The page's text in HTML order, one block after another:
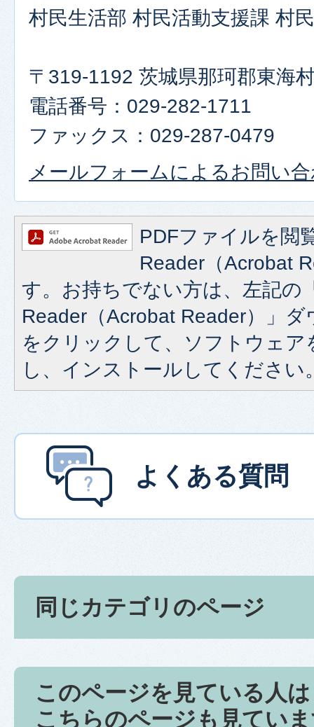
村民生活部 村民活動支援課 村
〒319-1192 茨城県那珂郡東海
電話番号：029-282-1711
ファックス：029-287-0479
メールフォームによるお問い
PDFファイルを閲
Reader（Acrobat
す。お持ちでない方は、左記の
Reader（Acrobat Reader）」
をクリックして、ソフトウェア
し、インストールしてください
よくある質問
同じカテゴリのページ
このページを見ている人は
こちらのページも見てい